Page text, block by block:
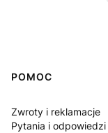
Linki w stopce
POMOC
Zwroty i reklamacje
Pytania i odpowiedzi